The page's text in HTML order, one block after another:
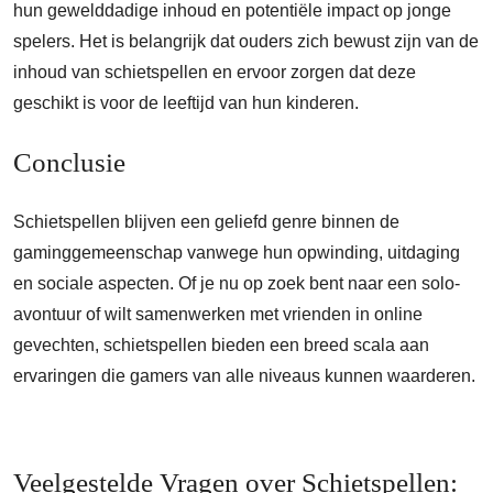
hun gewelddadige inhoud en potentiële impact op jonge
spelers. Het is belangrijk dat ouders zich bewust zijn van de
inhoud van schietspellen en ervoor zorgen dat deze
geschikt is voor de leeftijd van hun kinderen.
Conclusie
Schietspellen blijven een geliefd genre binnen de
gaminggemeenschap vanwege hun opwinding, uitdaging
en sociale aspecten. Of je nu op zoek bent naar een solo-
avontuur of wilt samenwerken met vrienden in online
gevechten, schietspellen bieden een breed scala aan
ervaringen die gamers van alle niveaus kunnen waarderen.
Veelgestelde Vragen over Schietspellen: